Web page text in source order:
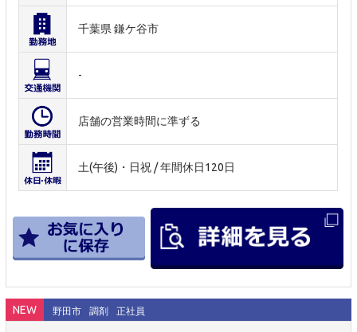
千葉県 鎌ケ谷市
-
店舗の営業時間に準ずる
土(午後)・日祝 / 年間休日120日
NEW 野田市 調剤 正社員